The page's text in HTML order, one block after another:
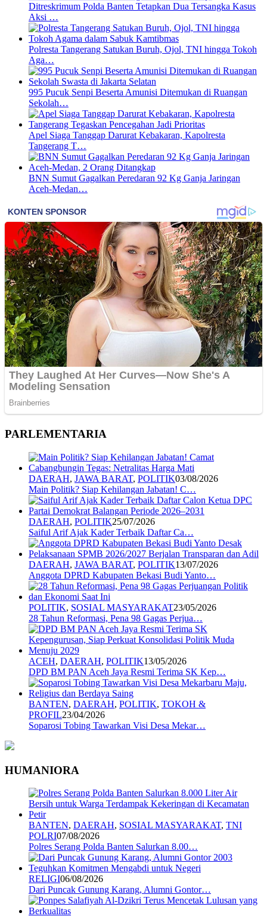
Ditreskrimum Polda Banten Tetapkan Dua Tersangka Kasus
Aksi …
Polresta Tangerang Satukan Buruh, Ojol, TNI hingga Tokoh
Aga…
995 Pucuk Senpi Beserta Amunisi Ditemukan di Ruangan
Sekolah…
Apel Siaga Tanggap Darurat Kebakaran, Kapolresta
Tangerang T…
BNN Sumut Gagalkan Peredaran 92 Kg Ganja Jaringan
Aceh-Medan…
PARLEMENTARIA
DAERAH, JAWA BARAT, POLITIK03/08/2026
Main Politik? Siap Kehilangan Jabatan! C…
DAERAH, POLITIK25/07/2026
Saiful Arif Ajak Kader Terbaik Daftar Ca…
DAERAH, JAWA BARAT, POLITIK13/07/2026
Anggota DPRD Kabupaten Bekasi Budi Yanto…
POLITIK, SOSIAL MASYARAKAT23/05/2026
28 Tahun Reformasi, Pena 98 Gagas Perjua…
ACEH, DAERAH, POLITIK13/05/2026
DPD BM PAN Aceh Jaya Resmi Terima SK Kep…
BANTEN, DAERAH, POLITIK, TOKOH &
PROFIL23/04/2026
Soparosi Tobing Tawarkan Visi Desa Mekar…
HUMANIORA
BANTEN, DAERAH, SOSIAL MASYARAKAT, TNI
POLRI07/08/2026
Polres Serang Polda Banten Salurkan 8.00…
RELIGI06/08/2026
Dari Puncak Gunung Karang, Alumni Gontor…